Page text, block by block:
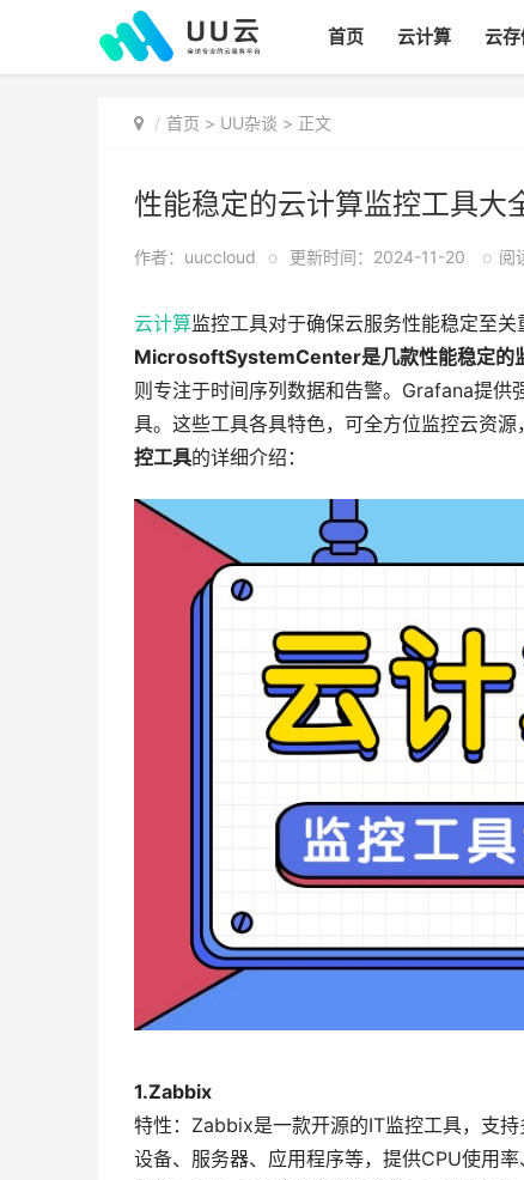
首页 云计算 云
首页 > UU杂谈 > 正文
性能稳定的云计算监控工具大
作者：uuccloud o 更新时间：2024-11-20 o 阅
云计算监控工具对于确保云服务性能稳定至关
MicrosoftSystemCenter是几款性能稳定的
则专注于时间序列数据和告警。Grafana提
具。这些工具各具特色，可全方位监控云资
控工具的详细介绍：
1.Zabbix
特性：Zabbix是一款开源的IT监控工具，支
设备、服务器、应用程序等，提供CPU使用